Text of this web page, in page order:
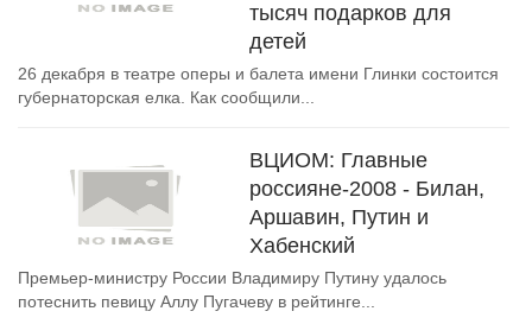
тысяч подарков для
детей
26 декабря в театре оперы и балета имени Глинки состоится
губернаторская елка. Как сообщили...
ВЦИОМ: Главные
россияне-2008 - Билан,
Аршавин, Путин и
Хабенский
Премьер-министру России Владимиру Путину удалось
потеснить певицу Аллу Пугачеву в рейтинге...